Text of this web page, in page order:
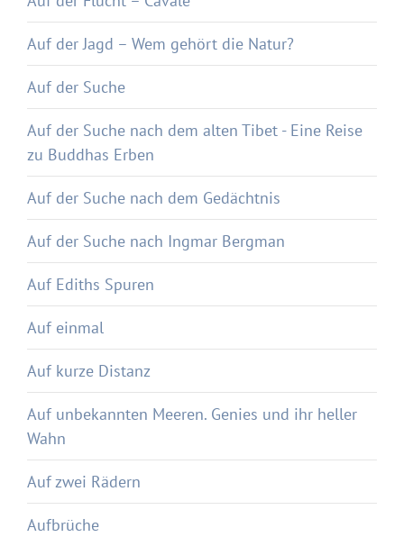
Auf der Jagd – Wem gehört die Natur?
Auf der Suche
Auf der Suche nach dem alten Tibet - Eine Reise
zu Buddhas Erben
Auf der Suche nach dem Gedächtnis
Auf der Suche nach Ingmar Bergman
Auf Ediths Spuren
Auf einmal
Auf kurze Distanz
Auf unbekannten Meeren. Genies und ihr heller
Wahn
Auf zwei Rädern
Aufbrüche